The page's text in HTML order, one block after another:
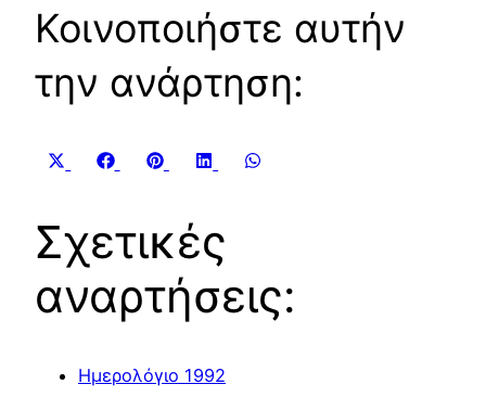
Κοινοποιήστε αυτήν
την ανάρτηση:
Share
Share
Facebook
Share
PinterestShare
LinkedIn
Σχετικές
αναρτήσεις:
Ημερολόγιο 1992